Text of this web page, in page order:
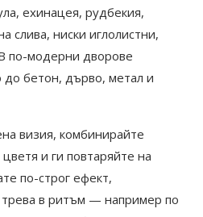
ехинацея, рудбекия,
слива, ниски иглолистни,
по-модерни дворове
до бетон, дърво, метал и
визия, комбинирайте
и ги повтаряйте на
по-строг ефект,
в ритъм — например по